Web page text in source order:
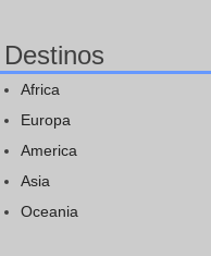
Destinos
Africa
Europa
America
Asia
Oceania